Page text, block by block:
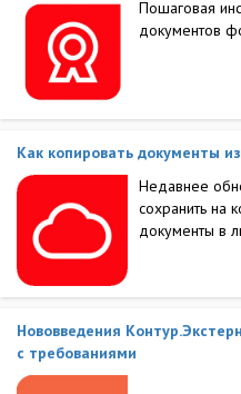
Пошаговая
документов
Как копировать документы
Недавнее
сохранить на
документы в
Нововведения
с требованиями